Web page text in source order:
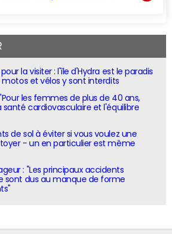
la visiter : l'île d'Hydra est le paradis
motos et vélos y sont interdits
"Pour les femmes de plus de 40 ans,
cardiovasculaire et l'équilibre
de sol à éviter si vous voulez une
- un en particulier est même
: "Les principaux accidents
sont dus au manque de forme